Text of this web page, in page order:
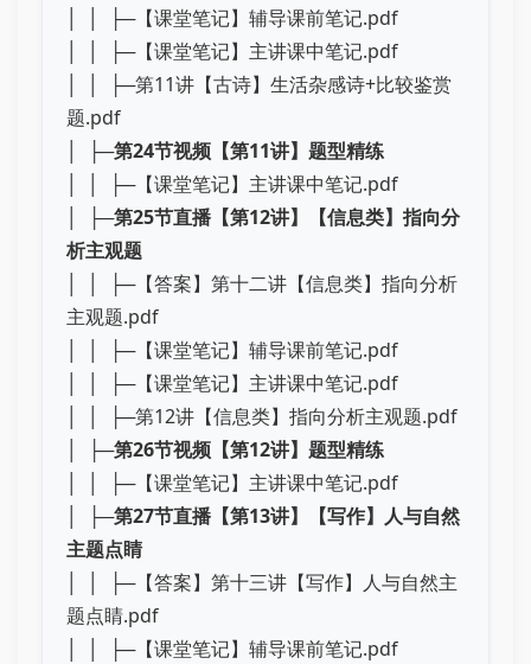
│ │ ├─【课堂笔记】辅导课前笔记.pdf
│ │ ├─【课堂笔记】主讲课中笔记.pdf
│ │ ├─第11讲【古诗】生活杂感诗+比较鉴赏
题.pdf
│ ├─第24节视频【第11讲】题型精练
│ │ ├─【课堂笔记】主讲课中笔记.pdf
│ ├─第25节直播【第12讲】【信息类】指向分
析主观题
│ │ ├─【答案】第十二讲【信息类】指向分析
主观题.pdf
│ │ ├─【课堂笔记】辅导课前笔记.pdf
│ │ ├─【课堂笔记】主讲课中笔记.pdf
│ │ ├─第12讲【信息类】指向分析主观题.pdf
│ ├─第26节视频【第12讲】题型精练
│ │ ├─【课堂笔记】主讲课中笔记.pdf
│ ├─第27节直播【第13讲】【写作】人与自然
主题点睛
│ │ ├─【答案】第十三讲【写作】人与自然主
题点睛.pdf
│ │ ├─【课堂笔记】辅导课前笔记.pdf